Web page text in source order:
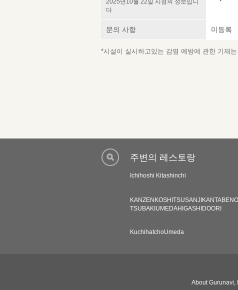
2025년10월 22일 시점의 정보입니
다
문의 사항 미등록
*시설이 실시하고있는 감염 예방에 관한 기재
주변의 레스토랑
Ichihoshi Kitashinchi
TSUBAKIUMEDAHIGASHIDOORI
KuchihatchoUmeda
About Gurunavi,